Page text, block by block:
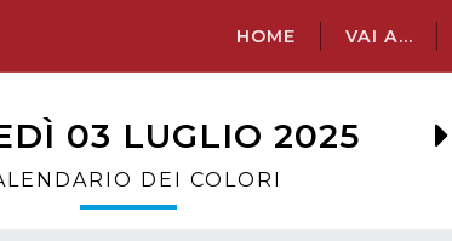
HOME VAI A...
03 LUGLIO 2025
DEI COLORI